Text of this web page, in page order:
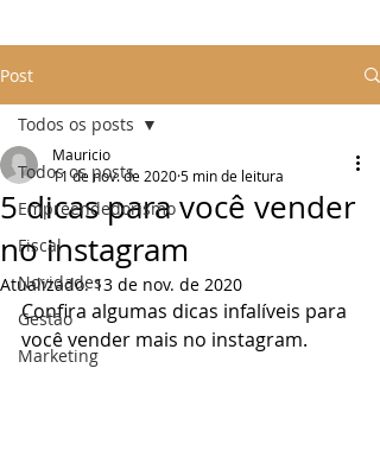
Post
Todos os posts
Empreendedorismo
Fiscal
Novidades
Gestão
Marketing
Todos os posts
5 dicas para você vender
no instagram
Mauricio
11 de nov. de 20205 min de leitura
Atualizado:13 de nov. de 2020
Confira algumas dicas infalíveis para
você vender mais no instagram.